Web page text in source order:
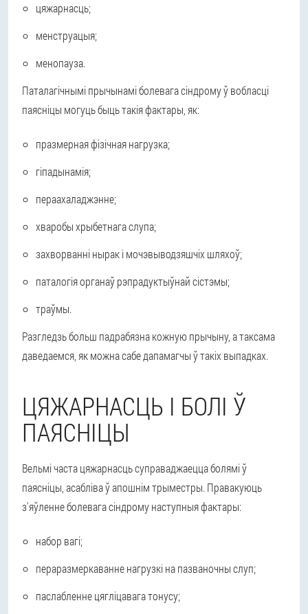
цяжарнасць;
менструацыя;
менопауза.
Паталагічнымі прычынамі болевага сіндрому ў вобласці
паясніцы могуць быць такія фактары, як:
празмерная фізічная нагрузка;
гіпадынамія;
пераахаладжэнне;
хваробы хрыбетнага слупа;
захворванні нырак і мочэвыводзяшчіх шляхоў;
паталогія органаў рэпрадуктыўнай сістэмы;
траўмы.
Разгледзь больш падрабязна кожную прычыну, а таксама
даведаемся, як можна сабе дапамагчы ў такіх выпадках.
ЦЯЖАРНАСЦЬ І БОЛІ Ў
ПАЯСНІЦЫ
Вельмі часта цяжарнасць суправаджаецца болямі ў
паясніцы, асабліва ў апошнім трыместры. Правакуюць
з'яўленне болевага сіндрому наступныя фактары:
набор вагі;
пераразмеркаванне нагрузкі на пазваночны слуп;
паслабленне цягліцавага тонусу;